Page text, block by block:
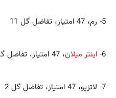
5- رم، 47 امتیاز، تفاضل گل 11
6- اینتر میلان، 47 امتیاز، تفاضل گل 7
7- لاتزیو، 47 امتیاز، تفاضل گل 2